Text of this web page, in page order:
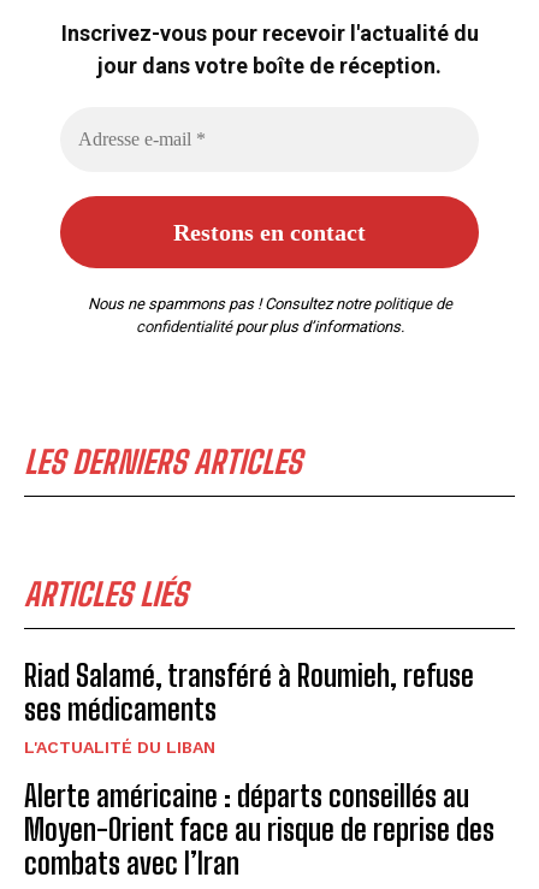
Inscrivez-vous pour recevoir l'actualité du
jour dans votre boîte de réception.
Nous ne spammons pas ! Consultez notre politique de
confidentialitépour plus d’informations.
LES DERNIERS ARTICLES
ARTICLES LIÉS
Riad Salamé, transféré à Roumieh, refuse
ses médicaments
L'ACTUALITÉ DU LIBAN
Alerte américaine : départs conseillés au
Moyen-Orient face au risque de reprise des
combats avec l’Iran